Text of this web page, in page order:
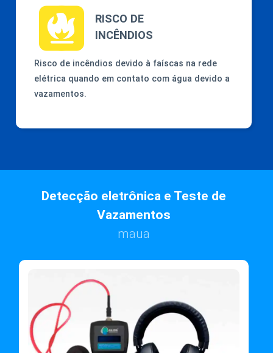
RISCO DE
INCÊNDIOS
Risco de incêndios devido à faíscas na rede
elétrica quando em contato com água devido a
vazamentos.
Detecção eletrônica e Teste de
Vazamentos
maua